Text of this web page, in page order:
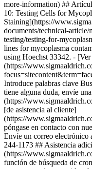
Introduce palabras clave
tiene alguna duda, envíe
(https://
[de asistencia al cliente]
(https://
póngase en contacto con
Envíe un correo electrónico
244-1173 ## Asistencia
(https://
función de búsqueda de